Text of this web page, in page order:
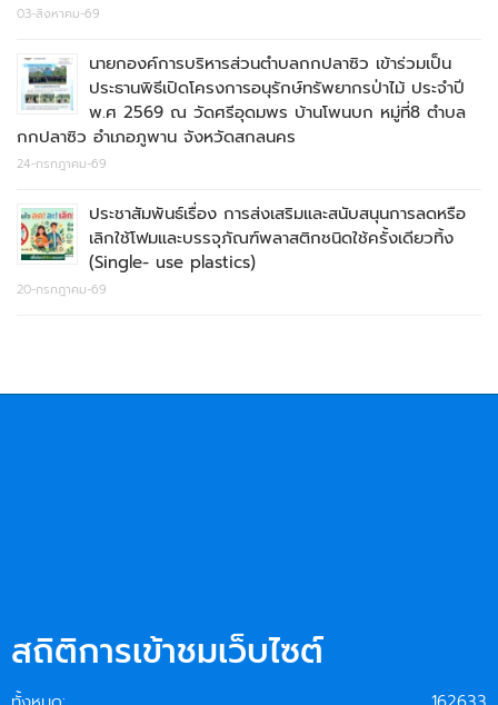
03-สิงหาคม-69
นายกองค์การบริหารส่วนตำบลกกปลาซิว เข้าร่วมเป็น
ประธานพิธีเปิดโครงการอนุรักษ์ทรัพยากรป่าไม้ ประจำปี
พ.ศ 2569 ณ วัดศรีอุดมพร บ้านโพนบก หมู่ที่8 ตำบล
กกปลาซิว อำเภอภูพาน จังหวัดสกลนคร
24-กรกฎาคม-69
ประชาสัมพันธ์เรื่อง การส่งเสริมและสนับสนุนการลดหรือ
เลิกใช้โฟมและบรรจุภัณฑ์พลาสติกชนิดใช้ครั้งเดียวทิ้ง
(Single- use plastics)
20-กรกฎาคม-69
สถิติการเข้าชมเว็บไซต์